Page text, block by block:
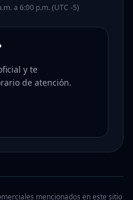
a 6:00 p.m. (UTC -5)
y te
de atención.
mencionados en este sitio